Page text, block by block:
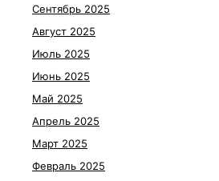
Сентябрь 2025
Август 2025
Июль 2025
Июнь 2025
Май 2025
Апрель 2025
Март 2025
Февраль 2025